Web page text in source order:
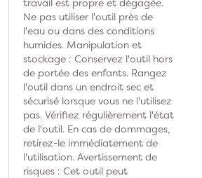
Ne pas utiliser l'outil près de
l'eau ou dans des conditions
humides. Manipulation et
stockage : Conservez l'outil hors
de portée des enfants. Rangez
l'outil dans un endroit sec et
sécurisé lorsque vous ne l'utilisez
pas. Vérifiez régulièrement l'état
de l'outil. En cas de dommages,
retirez-le immédiatement de
l'utilisation. Avertissement de
risques : Cet outil peut